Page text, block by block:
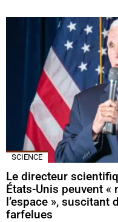
SCIENCE
Le directeur
États-Unis peuvent
l’espace »,
farfelues